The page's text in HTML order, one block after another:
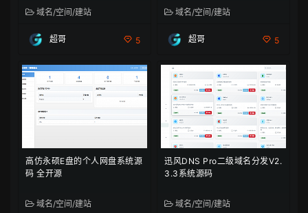
域名/空间/建站
超哥 5
域名/空间/建站
超哥 5
高仿永硕E盘的个人网盘系统源
码 全开源
域名/空间/建站
迅风DNS Pro二级域名分发V2.
3.3系统源码
域名/空间/建站